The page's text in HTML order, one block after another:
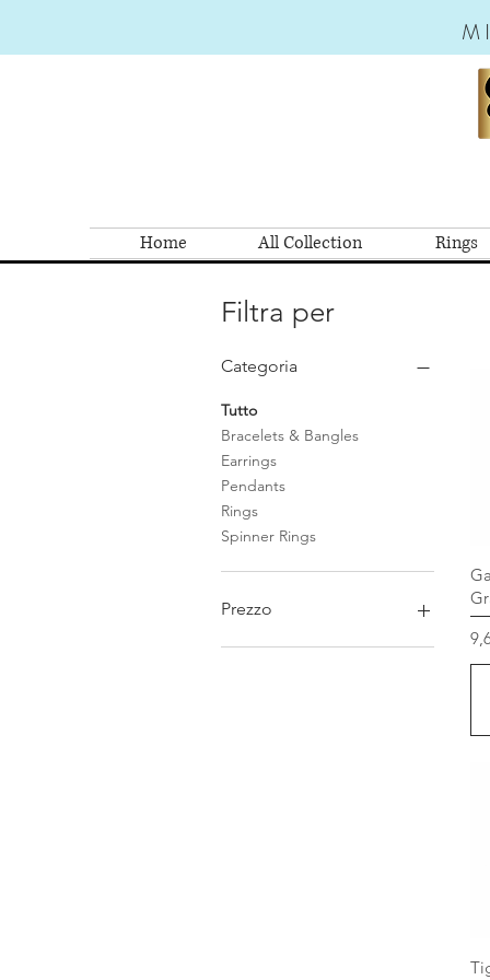
Home All Collection Rings
Filtra per
Categoria
Tutto
Bracelets & Bangles
Earrings
Pendants
Rings
Spinner Rings
Prezzo